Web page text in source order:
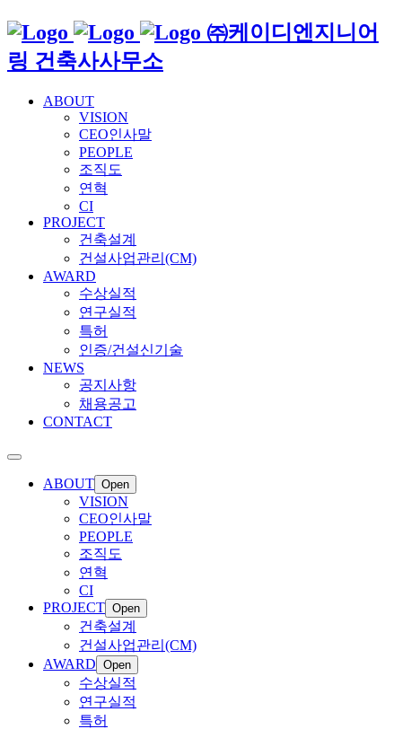
㈜케이디엔지니어
링 건축사사무소
ABOUT
VISION
CEO인사말
PEOPLE
조직도
연혁
CI
PROJECT
건축설계
건설사업관리(CM)
AWARD
수상실적
연구실적
특허
인증/건설신기술
NEWS
공지사항
채용공고
CONTACT
ABOUT Open
VISION
CEO인사말
PEOPLE
조직도
연혁
CI
PROJECT Open
건축설계
건설사업관리(CM)
AWARD Open
수상실적
연구실적
특허